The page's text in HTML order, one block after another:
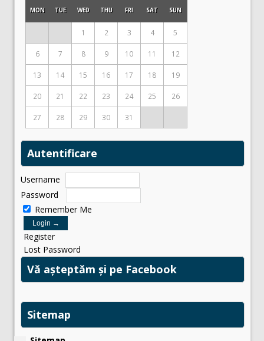
MON TUE WED THU FRI SAT SUN
1 2 3 4 5
6 7 8 9 10 11 12
13 14 15 16 17 18 19
20 21 22 23 24 25 26
27 28 29 30 31
Autentificare
Username
Password
Remember Me
Register
Lost Password
Vă așteptăm și pe Facebook
Sitemap